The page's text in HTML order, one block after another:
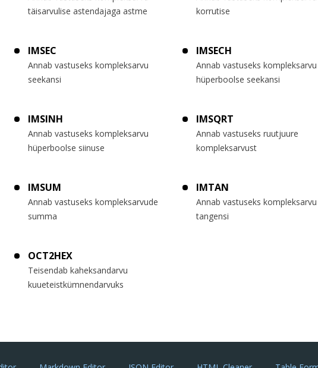
täisarvulise astendajaga astme
korrutise
IMSEC
Annab vastuseks kompleksarvu
seekansi
IMSECH
Annab vastuseks kompleksarvu
hüperboolse seekansi
IMSINH
Annab vastuseks kompleksarvu
hüperboolse siinuse
IMSQRT
Annab vastuseks ruutjuure
kompleksarvust
IMSUM
Annab vastuseks kompleksarvude
summa
IMTAN
Annab vastuseks kompleksarvu
tangensi
OCT2HEX
Teisendab kaheksandarvu
kuueteistkümnendarvuks